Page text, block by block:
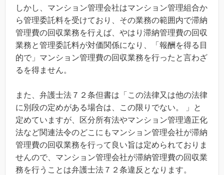
しかし、マンション管理会社はマンション管理組合か
ら管理委託料を受けており、その業務の範囲内で滞納
管理費の回収業務を行えば、やはり滞納管理費の回収
業務と管理委託料が対価関係になり、「報酬を得る目
的で」マンション管理費の回収業務を行ったと言わざ
るを得ません。
また、弁護士法７２条但書は「この法律又は他の法律
に別段の定めがある場合は、この限りでない。 」と
定めていますが、区分所有法やマンション管理適正化
法など関連法令のどこにもマンション管理会社が滞納
管理費の回収業務を行って良い旨は定められておりま
せんので、マンション管理会社が滞納管理費の回収業
務を行うことは弁護士法７２条違反となります。